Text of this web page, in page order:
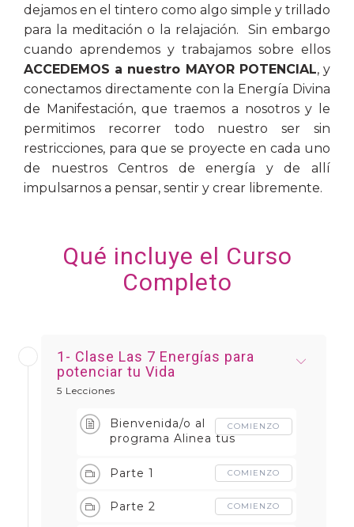
dejamos en el tintero como algo simple y trillado
para la meditación o la relajación. Sin embargo
cuando aprendemos y trabajamos sobre ellos
ACCEDEMOS a nuestro MAYOR POTENCIAL, y
conectamos directamente con la Energía Divina
de Manifestación, que traemos a nosotros y le
permitimos recorrer todo nuestro ser sin
restricciones, para que se proyecte en cada uno
de nuestros Centros de energía y de allí
impulsarnos a pensar, sentir y crear libremente.
Qué incluye el Curso
Completo
1- Clase Las 7 Energías para
potenciar tu Vida
5 Lecciones
Bienvenida/o al
programa Alinea tus
COMIENZO
Parte 1 COMIENZO
Parte 2 COMIENZO